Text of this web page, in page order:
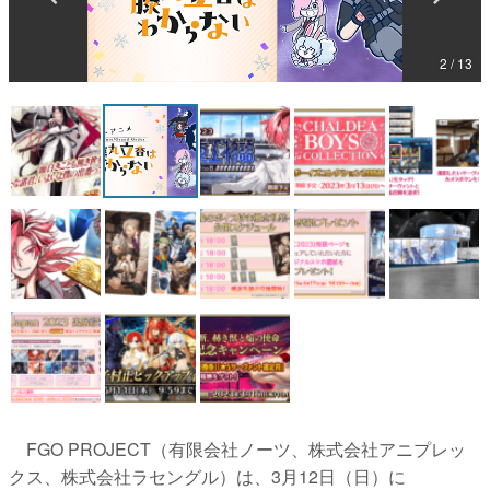
女性向け
アプリレビュー
その他
電ファミニコゲーマーとは？
運営：株式会社マレ
2 / 13
FGO PROJECT（有限会社ノーツ、株式会社アニプレッ
クス、株式会社ラセングル）は、3月12日（日）に